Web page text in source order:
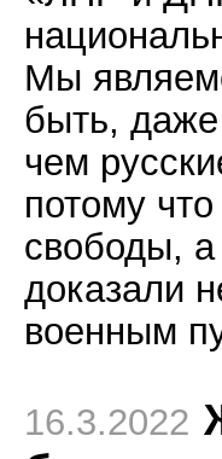
Мы
быть,
чем
потому
свободы,
доказали
военным
16.3.2022